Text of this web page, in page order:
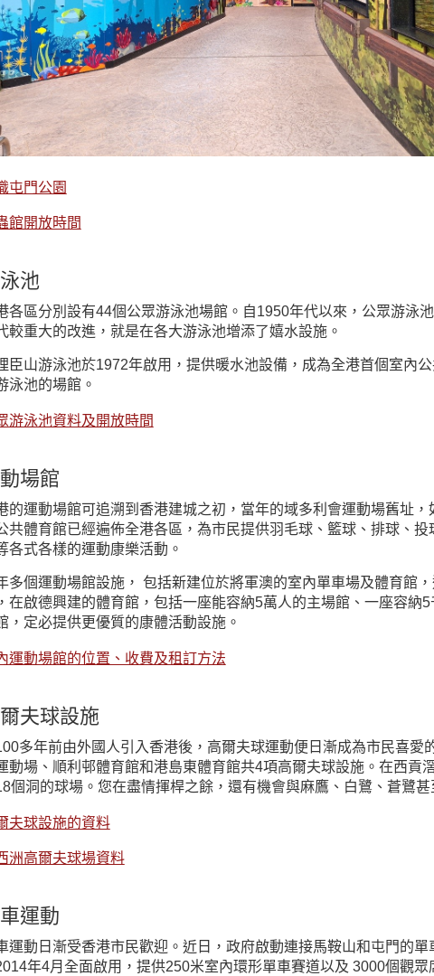
屯門公園
館開放時間
池
各區分別設有44個公眾游泳池場館。自1950年代以來，公眾游泳
較重大的改進，就是在各大游泳池增添了嬉水設施。
臣山游泳池於1972年啟用，提供暖水池設備，成為全港首個室內
泳池的場館。
游泳池資料及開放時間
場館
的運動場館可追溯到香港建城之初，當年的域多利會運動場舊址
共體育館已經遍佈全港各區，為市民提供羽毛球、籃球、排球、
各式各樣的運動康樂活動。
多個運動場館設施， 包括新建位於將軍澳的室內單車場及體育館
在啟德興建的體育館，包括一座能容納5萬人的主場館、一座容納
，定必提供更優質的康體活動設施。
運動場館的位置、收費及租訂方法
夫球設施
多年前由外國人引入香港後，高爾夫球運動便日漸成為市民喜愛
動場、順利邨體育館和港島東體育館共4項高爾夫球設施。在西貢
個洞的球場。您在盡情揮桿之餘，還有機會與麻鷹、白鷺、蒼鷺
夫球設施的資料
洲高爾夫球場資料
運動
運動日漸受香港市民歡迎。近日，政府啟動連接馬鞍山和屯門的
年4月全面啟用，提供250米室內環形單車賽道以及 3000個觀眾